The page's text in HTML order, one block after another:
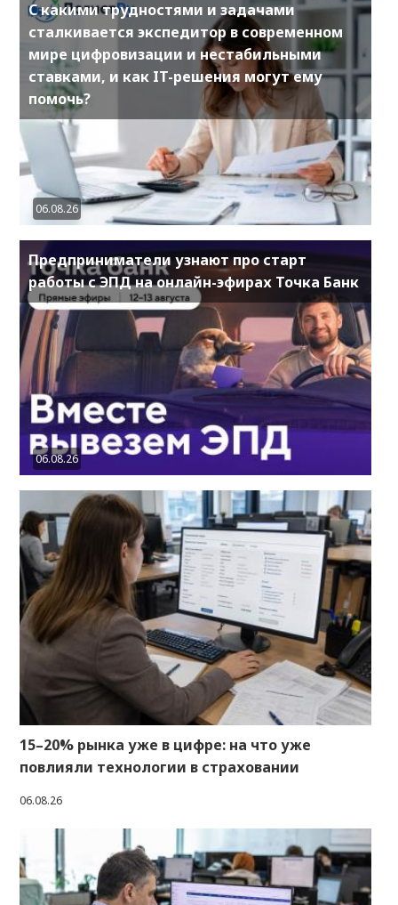
С какими трудностями и задачами
сталкивается экспедитор в современном
мире цифровизации и нестабильными
ставками, и как IT-решения могут ему
помочь?
06.08.26
Предприниматели узнают про старт
работы с ЭПД на онлайн-эфирах Точка Банк
06.08.26
15–20% рынка уже в цифре: на что уже
повлияли технологии в страховании
06.08.26